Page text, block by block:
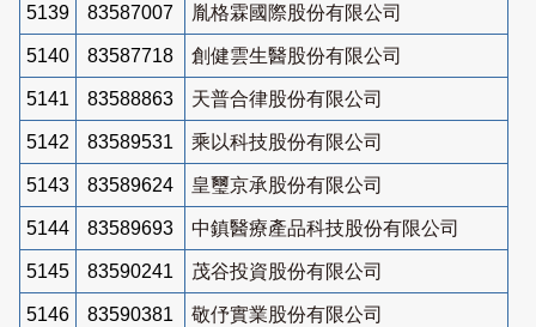
5139 83587007 胤格霖國際股份有限公司
5140 83587718 創健雲生醫股份有限公司
5141 83588863 天普合律股份有限公司
5142 83589531 乘以科技股份有限公司
5143 83589624 皇璽京承股份有限公司
5144 83589693 中鎮醫療產品科技股份有限公司
5145 83590241 茂谷投資股份有限公司
5146 83590381 敬伃實業股份有限公司